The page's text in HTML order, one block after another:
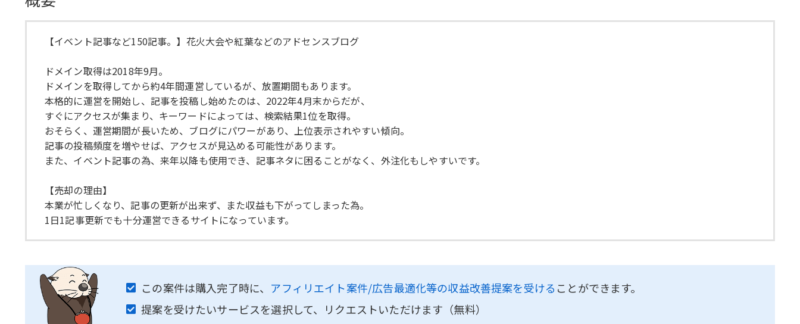
【イベント記事など150記事。】花火大会や紅葉などのアドセンスブログ
ドメイン取得は2018年9月。
ドメインを取得してから約4年間運営しているが、放置期間もあります。
本格的に運営を開始し、記事を投稿し始めたのは、2022年4月末からだが、
すぐにアクセスが集まり、キーワードによっては、検索結果1位を取得。
おそらく、運営期間が長いため、ブログにパワーがあり、上位表示されやすい傾向。
記事の投稿頻度を増やせば、アクセスが見込める可能性があります。
また、イベント記事の為、来年以降も使用でき、記事ネタに困ることがなく、外注化もしやすいです。
【売却の理由】
本業が忙しくなり、記事の更新が出来ず、また収益も下がってしまった為。
1日1記事更新でも十分運営できるサイトになっています。
この案件は購入完了時に、 アフィリエイト案件/広告最適化等の収益改善提案を受ける ことができます。
提案を受けたいサービスを選択して、リクエストいただけます（無料）